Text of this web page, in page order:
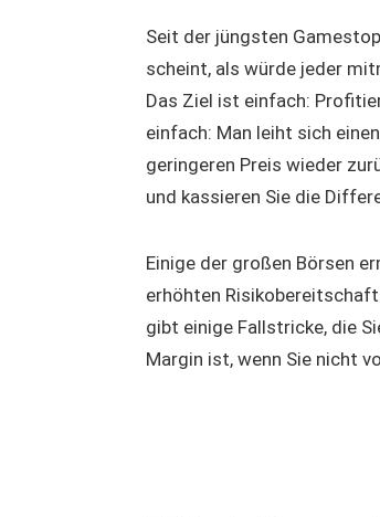
Seit der jüngsten
scheint, als würde jeder
Das Ziel ist einfach:
einfach: Man leiht sich
geringeren Preis wieder
und kassieren Sie die
Einige der großen Börsen
erhöhten
gibt einige Fallstricke, die
Margin ist, wenn Sie nicht